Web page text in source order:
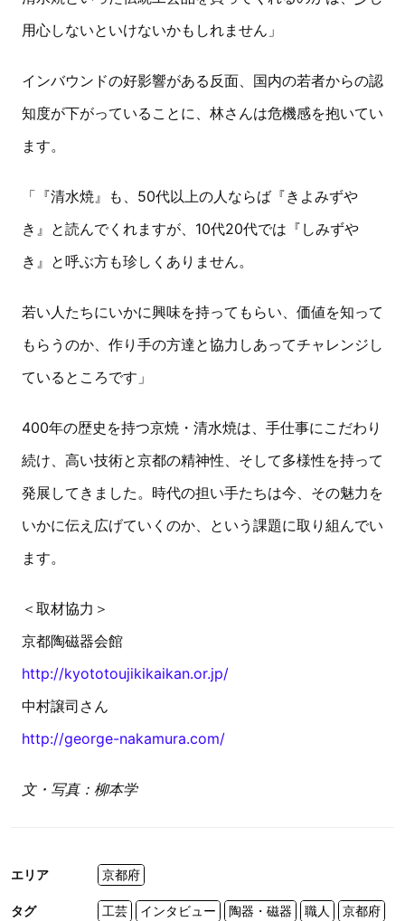
用心しないといけないかもしれません」
インバウンドの好影響がある反面、国内の若者からの認
知度が下がっていることに、林さんは危機感を抱いてい
ます。
「『清水焼』も、50代以上の人ならば『きよみずや
き』と読んでくれますが、10代20代では『しみずや
き』と呼ぶ方も珍しくありません。
若い人たちにいかに興味を持ってもらい、価値を知って
もらうのか、作り手の方達と協力しあってチャレンジし
ているところです」
400年の歴史を持つ京焼・清水焼は、手仕事にこだわり
続け、高い技術と京都の精神性、そして多様性を持って
発展してきました。時代の担い手たちは今、その魅力を
いかに伝え広げていくのか、という課題に取り組んでい
ます。
＜取材協力＞
京都陶磁器会館
http://kyototoujikikaikan.or.jp/
中村譲司さん
http://george-nakamura.com/
文・写真：柳本学
エリア 京都府
タグ 工芸 インタビュー 陶器・磁器 職人 京都府